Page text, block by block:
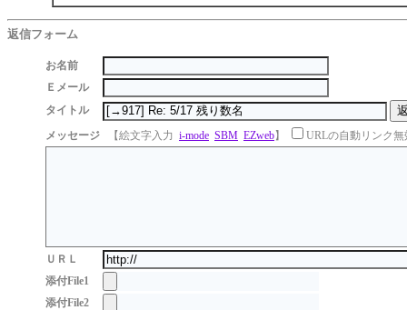
返信フォーム
お名前
Ｅメール
タイトル
メッセージ
【絵文字入力 i-mode SBM EZweb】 URLの自動リンク無
ＵＲＬ
添付File1
添付File2